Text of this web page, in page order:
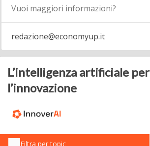
Vuoi maggiori informazioni?
redazione@economyup.it
L’intelligenza artificiale per
l’innovazione
Filtra per topic